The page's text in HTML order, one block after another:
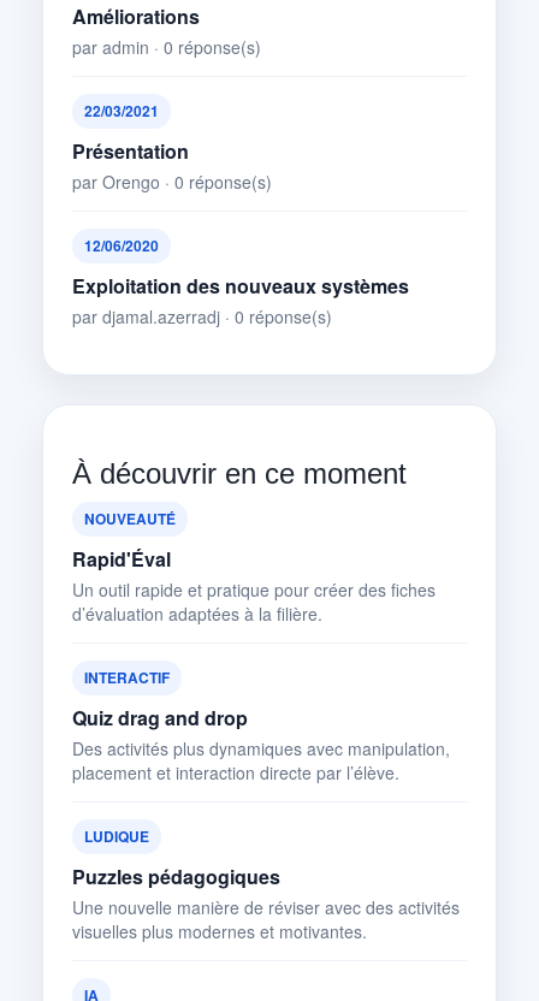
Améliorations
par admin · 0 réponse(s)
22/03/2021
Présentation
par Orengo · 0 réponse(s)
12/06/2020
Exploitation des nouveaux systèmes
par djamal.azerradj · 0 réponse(s)
À découvrir en ce moment
NOUVEAUTÉ
Rapid'Éval
Un outil rapide et pratique pour créer des fiches
d’évaluation adaptées à la filière.
INTERACTIF
Quiz drag and drop
Des activités plus dynamiques avec manipulation,
placement et interaction directe par l’élève.
LUDIQUE
Puzzles pédagogiques
Une nouvelle manière de réviser avec des activités
visuelles plus modernes et motivantes.
IA